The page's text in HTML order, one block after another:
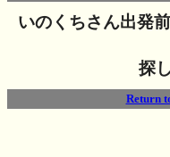
いのくちさん出発
探
Return